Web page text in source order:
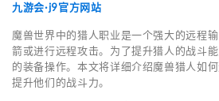
九游会·j9官方网站
魔兽世界中的猎人职业是一个强大的远程
箭或进行远程攻击。为了提升猎人的战斗
的装备操作。本文将详细介绍魔兽猎人如
提升他们的战斗力。